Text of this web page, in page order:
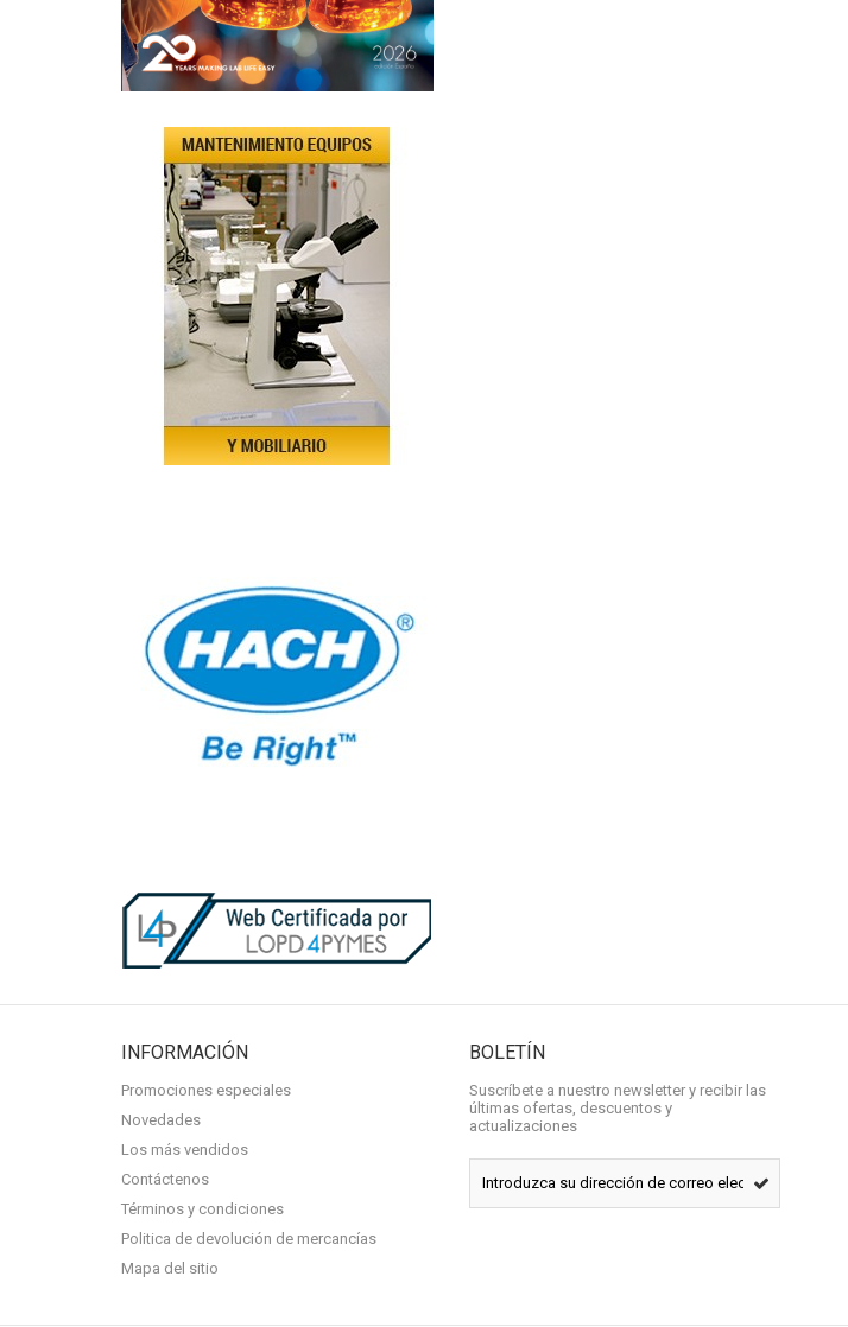
INFORMACIÓN
Promociones especiales
Novedades
Los más vendidos
Contáctenos
Términos y condiciones
Politica de devolución de mercancías
Mapa del sitio
BOLETÍN
Suscríbete a nuestro newsletter y recibir las
últimas ofertas, descuentos y
actualizaciones